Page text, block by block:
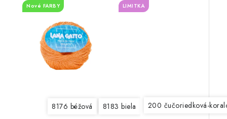
Nové FARBY
8176 béžová 8183 biela 8188 nočná modrá
LIMITKA
200 čučoriedková-